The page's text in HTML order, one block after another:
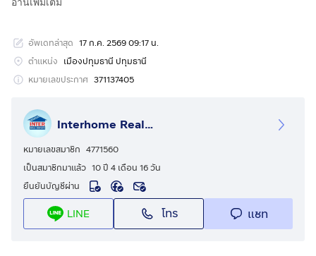
ขนาด 302 ตร.ว.
ที่ตั้ง : หมู่บ้านเมืองเอก ถ.กำแพงเพชร เมืองปทุมธานี
รายละเอียด
ใกล้มหาวิทยาลัยรังสิต ศาลพระพรหมเมืองเอก ฟิวเจอร์พาร์ค
รังสิต
หมู่บ้านเมืองเอก ขายที่ดิน+บ้าน 2 หลัง
ขายที่ดิน+บ้าน 2 หลัง ใกล้มหาวิทยาลัยรังสิต ซอยเอก
อัพเดทล่าสุด 17 ก.ค. 2569 09:17 น.
ตำแหน่ง เมืองปทุมธานี ปทุมธานี
หมายเลขประกาศ 371137405
Interhome Realty Estate
หมายเลขสมาชิก 4771560
เป็นสมาชิกมาแล้ว 10 ปี 4 เดือน 16 วัน
ยืนยันบัญชีผ่าน
LINE โทร แชท